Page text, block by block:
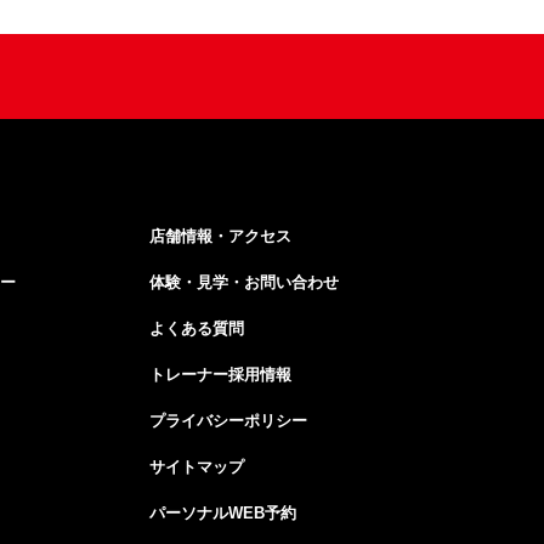
店舗情報・アクセス
体験・見学・お問い合わせ
よくある質問
トレーナー採用情報
プライバシーポリシー
サイトマップ
パーソナルWEB予約